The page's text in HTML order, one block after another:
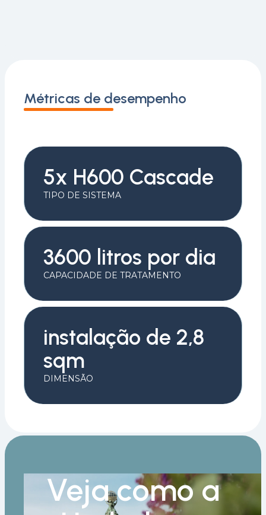
Métricas de desempenho
5x H600 Cascade
TIPO DE SISTEMA
3600 litros por dia
CAPACIDADE DE TRATAMENTO
instalação de 2,8
sqm
DIMENSÃO
Veja como a